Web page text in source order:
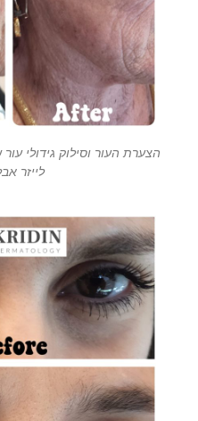
הצערת העור וסילוק גידולי
לייזר